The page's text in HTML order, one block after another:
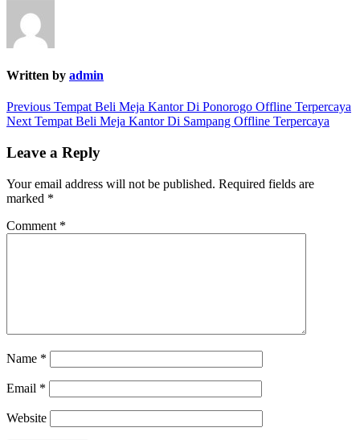
Written by admin
Post
navigation
Previous Previous
post:
Tempat Beli Meja Kantor Di Ponorogo Offline Terpercaya
Next Next
Tempat Beli Meja Kantor Di Sampang Offline Terpercaya
Leave a Reply
Your email address will not be published. Required fields are
marked *
Comment *
Name *
Email *
Website